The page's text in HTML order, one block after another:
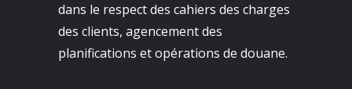
dans le respect des cahiers des charges
des clients, agencement des
planifications et opérations de douane.